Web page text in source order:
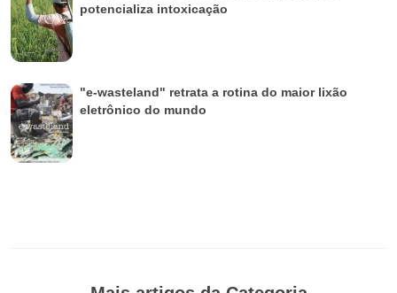
potencializa intoxicação
"e-wasteland" retrata a rotina do maior lixão
eletrônico do mundo